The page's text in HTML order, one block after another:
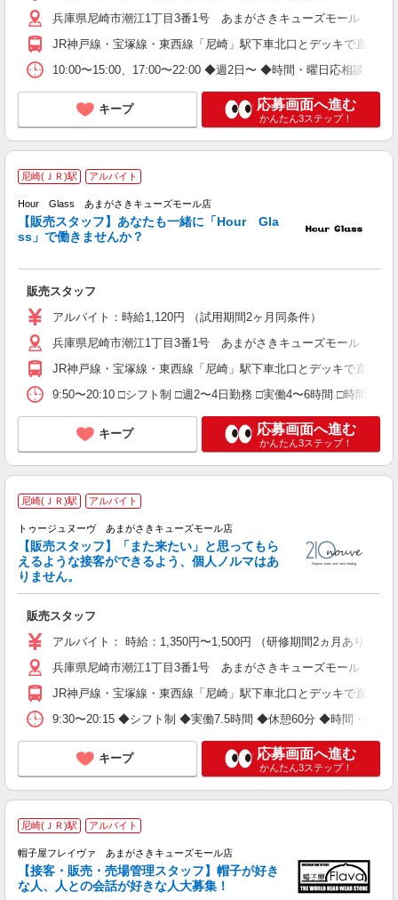
兵庫県尼崎市潮江1丁目3番1号 あまがさきキューズモール 本館
JR神戸線・宝塚線・東西線「尼崎」駅下車北口とデッキで直結
10:00〜15:00、17:00〜22:00 ◆週2日〜 ◆時間・曜日応相談 ◆シ
キープ 応募画面へ進む
かんたん3ステップ！
尼崎(ＪＲ)駅 アルバイト
Hour Glass あまがさきキューズモール店
【販売スタッフ】あなたも一緒に「Hour Gla
ss」で働きませんか？
販売スタッフ
アルバイト：時給1,120円 （試用期間2ヶ月同条件）
兵庫県尼崎市潮江1丁目3番1号 あまがさきキューズモール 本館
JR神戸線・宝塚線・東西線「尼崎」駅下車北口とデッキで直結
9:50〜20:10 □シフト制 □週2〜4日勤務 □実働4〜6時間 □時間・曜
キープ 応募画面へ進む
かんたん3ステップ！
尼崎(ＪＲ)駅 アルバイト
トゥージュヌーヴ あまがさきキューズモール店
【販売スタッフ】「また来たい」と思ってもら
えるような接客ができるよう、個人ノルマはあ
りません。
販売スタッフ
アルバイト： 時給：1,350円〜1,500円 （研修期間2ヵ月あり） ■
兵庫県尼崎市潮江1丁目3番1号 あまがさきキューズモール 本館
JR神戸線・宝塚線・東西線「尼崎」駅下車北口とデッキで直結
9:30〜20:15 ◆シフト制 ◆実働7.5時間 ◆休憩60分 ◆時間・曜日
キープ 応募画面へ進む
かんたん3ステップ！
尼崎(ＪＲ)駅 アルバイト
帽子屋フレイヴァ あまがさきキューズモール店
【接客・販売・売場管理スタッフ】帽子が好き
な人、人との会話が好きな人大募集！